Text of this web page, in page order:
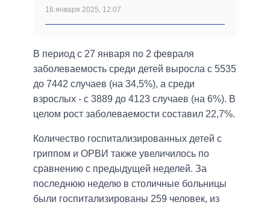
16 января 2025, 12:07
В период с 27 января по 2 февраля
заболеваемость среди детей выросла с 5535
до 7442 случаев (на 34,5%), а среди
взрослых - с 3889 до 4123 случаев (на 6%). В
целом рост заболеваемости составил 22,7%.
Количество госпитализированных детей с
гриппом и ОРВИ также увеличилось по
сравнению с предыдущей неделей. За
последнюю неделю в столичные больницы
были госпитализированы 259 человек, из